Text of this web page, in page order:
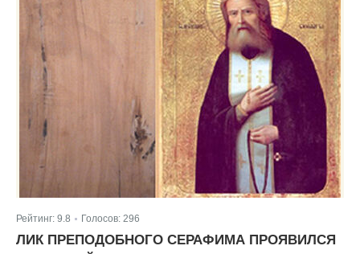
Рейтинг: 9.8 Голосов: 296
ЛИК ПРЕПОДОБНОГО СЕРАФИМА ПРОЯВИЛСЯ